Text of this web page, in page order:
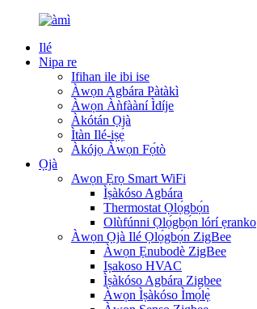
Ilé
Nipa re
Ifihan ile ibi ise
Àwọn Agbára Pàtàkì
Àwọn Àǹfààní Ìdíje
Àkótán Ọjà
Ìtàn Ilé-iṣẹ́
Àkójọ Àwọn Fọ́tò
Ọjà
Awọn Ẹrọ Smart WiFi
Ìṣàkóso Agbára
Thermostat Ọlọ́gbọ́n
Olùfúnni Ọlọ́gbọ́n lórí ẹranko
Àwọn Ọjà Ilé Ọlọ́gbọ́n ZigBee
Àwọn Ẹnubodè ZigBee
Iṣakoso HVAC
Ìṣàkóso Agbára Zigbee
Àwọn Ìṣàkóso Ìmọ́lẹ̀